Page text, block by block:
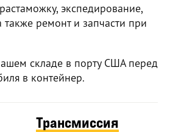
экспедирование,
также ремонт и запчасти при
складе в порту США перед
в контейнер.
Трансмиссия